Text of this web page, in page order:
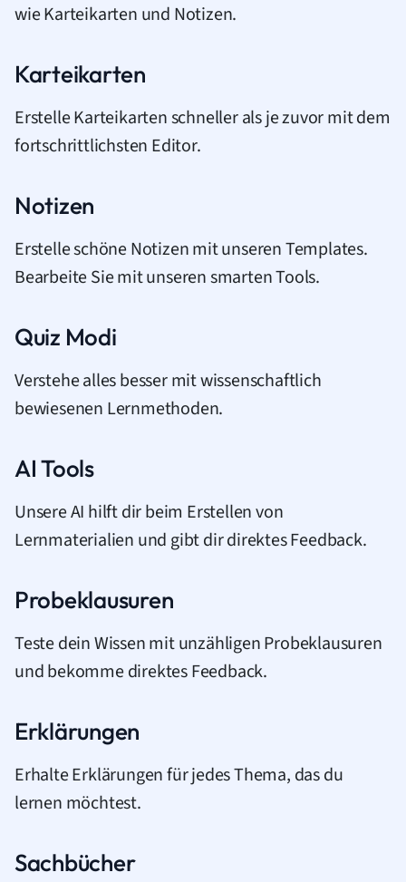
wie Karteikarten und Notizen.
Karteikarten
Erstelle Karteikarten schneller als je zuvor mit dem
fortschrittlichsten Editor.
Notizen
Erstelle schöne Notizen mit unseren Templates.
Bearbeite Sie mit unseren smarten Tools.
Quiz Modi
Verstehe alles besser mit wissenschaftlich
bewiesenen Lernmethoden.
AI Tools
Unsere AI hilft dir beim Erstellen von
Lernmaterialien und gibt dir direktes Feedback.
Probeklausuren
Teste dein Wissen mit unzähligen Probeklausuren
und bekomme direktes Feedback.
Erklärungen
Erhalte Erklärungen für jedes Thema, das du
lernen möchtest.
Sachbücher